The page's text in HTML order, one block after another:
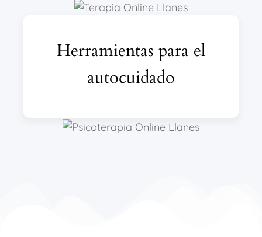
Herramientas para el
autocuidado